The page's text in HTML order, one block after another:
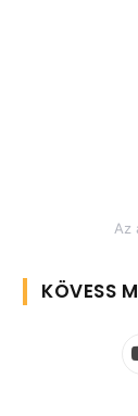
Az
KÖVESS